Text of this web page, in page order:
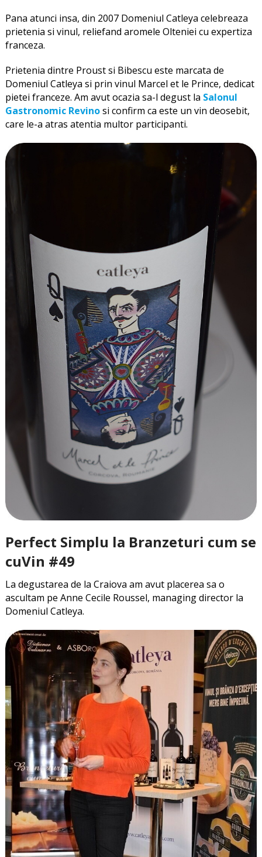
Pana atunci insa, din 2007 Domeniul Catleya celebreaza
prietenia si vinul, reliefand aromele Olteniei cu expertiza
franceza.
Prietenia dintre Proust si Bibescu este marcata de
Domeniul Catleya si prin vinul Marcel et le Prince, dedicat
pietei franceze. Am avut ocazia sa-l degust la Salonul
Gastronomic Revinosi confirm ca este un vin deosebit,
care le-a atras atentia multor participanti.
Perfect Simplu la Branzeturi cum se
cuVin #49
La degustarea de la Craiova am avut placerea sa o
ascultam pe Anne Cecile Roussel, managing director la
Domeniul Catleya.